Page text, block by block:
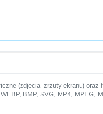
(zdjęcia, zrzuty ekranu)
BMP, SVG, MP4, MPEG,